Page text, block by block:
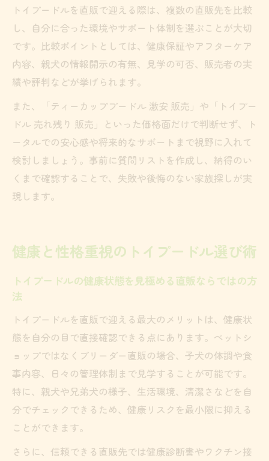
トイプードルを直販で迎える際は、複数の直販先を比較
し、自分に合った環境やサポート体制を選ぶことが大切
です。比較ポイントとしては、健康保証やアフターケア
内容、親犬の情報開示の有無、見学の可否、販売者の実
績や評判などが挙げられます。
また、「ティーカッププードル 激安 販売」や「トイプー
ドル 売れ残り 販売」といった価格面だけで判断せず、ト
ータルでの安心感や将来的なサポートまで視野に入れて
検討しましょう。事前に質問リストを作成し、納得のい
くまで確認することで、失敗や後悔のない家族探しが実
現します。
健康と性格重視のトイプードル選び術
トイプードルの健康状態を見極める直販ならではの方
法
トイプードルを直販で迎える最大のメリットは、健康状
態を自分の目で直接確認できる点にあります。ペットシ
ョップではなくブリーダー直販の場合、子犬の体調や食
事内容、日々の管理体制まで見学することが可能です。
特に、親犬や兄弟犬の様子、生活環境、清潔さなどを自
分でチェックできるため、健康リスクを最小限に抑える
ことができます。
さらに、信頼できる直販先では健康診断書やワクチン接